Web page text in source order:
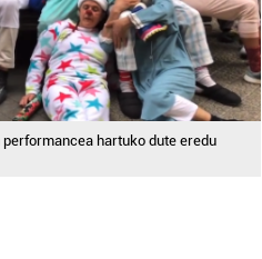
hartuko dute eredu